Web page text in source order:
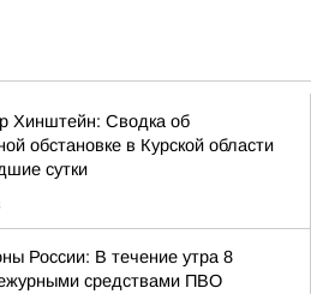
Хинштейн: Сводка об
обстановке в Курской области
сутки
России: В течение утра 8
средствами ПВО